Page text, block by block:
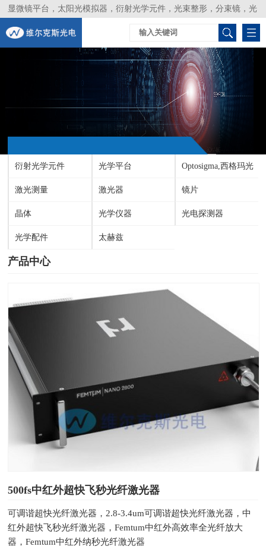
显微镜平台，太阳光模拟器，衍射光学元件，光束整形，分束镜，光
谱仪，生物激光器，光束分析仪，Layertec
衍射光学元件 光学平台 Optosigma,西格玛光
机
激光测量 激光器 镜片
晶体 光学仪器 光电探测器
光学配件 太赫兹
产品中心
500fs中红外超快飞秒光纤激光器
可调谐超快光纤激光器，2.8-3.4um可调谐超快光纤激光器，中
红外超快飞秒光纤激光器，Femtum中红外高效率全光纤放大
器，Femtum中红外纳秒光纤激光器